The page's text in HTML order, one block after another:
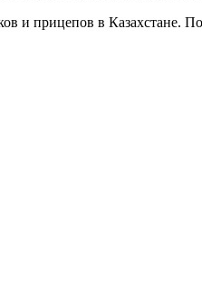
и прицепов в Казахстане.